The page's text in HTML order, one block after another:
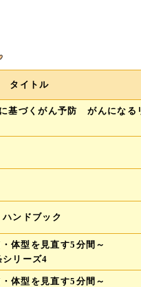
タイトル
基づくがん予防 がんになる
ハンドブック
体型を見直す5分間～
リーズ4
体型を見直す5分間～